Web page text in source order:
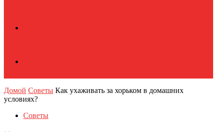
Домой Советы Как ухаживать за хорьком в домашних
условиях?
Советы